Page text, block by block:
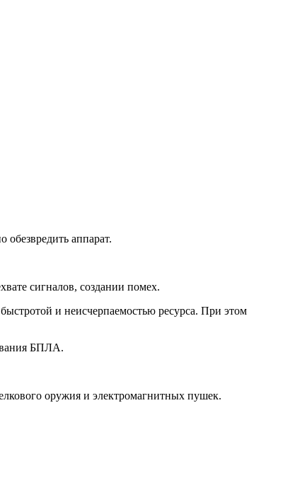
аппарат.
сигналов, создании помех.
и неисчерпаемостью ресурса. При этом
БПЛА.
оружия и электромагнитных пушек.